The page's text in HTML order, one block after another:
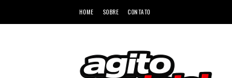
HOME SOBRE CONTATO